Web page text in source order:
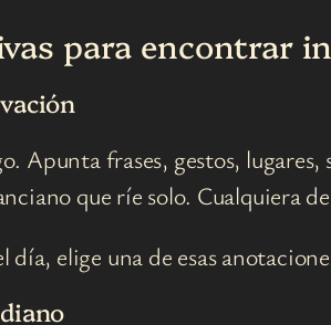
para encontrar
Apunta frases, gestos,
que ríe solo. Cualquiera
día, elige una de esas